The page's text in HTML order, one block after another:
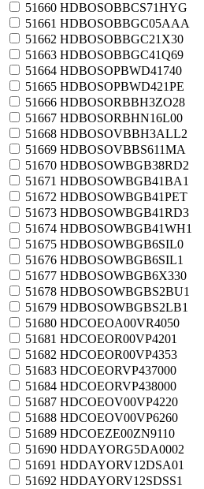
51660 HDBOSOBBCS71HYG
51661 HDBOSOBBGC05AAA
51662 HDBOSOBBGC21X30
51663 HDBOSOBBGC41Q69
51664 HDBOSOPBWD41740
51665 HDBOSOPBWD421PE
51666 HDBOSORBBH3ZO28
51667 HDBOSORBHN16L00
51668 HDBOSOVBBH3ALL2
51669 HDBOSOVBBS611MA
51670 HDBOSOWBGB38RD2
51671 HDBOSOWBGB41BA1
51672 HDBOSOWBGB41PET
51673 HDBOSOWBGB41RD3
51674 HDBOSOWBGB41WH1
51675 HDBOSOWBGB6SIL0
51676 HDBOSOWBGB6SIL1
51677 HDBOSOWBGB6X330
51678 HDBOSOWBGBS2BU1
51679 HDBOSOWBGBS2LB1
51680 HDCOEOA00VR4050
51681 HDCOEOR00VP4201
51682 HDCOEOR00VP4353
51683 HDCOEORVP437000
51684 HDCOEORVP438000
51687 HDCOEOV00VP4220
51688 HDCOEOV00VP6260
51689 HDCOEZE00ZN9110
51690 HDDAYORG5DA0002
51691 HDDAYORV12DSA01
51692 HDDAYORV12SDSS1